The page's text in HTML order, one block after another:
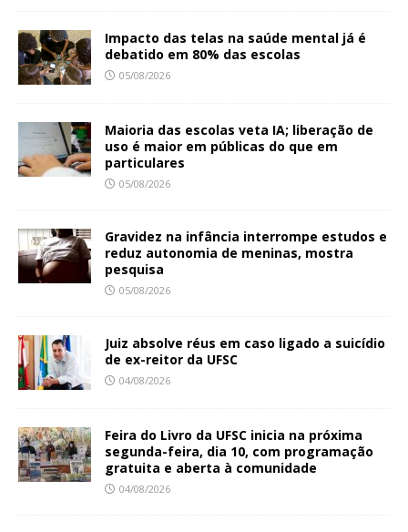
Impacto das telas na saúde mental já é
debatido em 80% das escolas
05/08/2026
Maioria das escolas veta IA; liberação de
uso é maior em públicas do que em
particulares
05/08/2026
Gravidez na infância interrompe estudos e
reduz autonomia de meninas, mostra
pesquisa
05/08/2026
Juiz absolve réus em caso ligado a suicídio
de ex-reitor da UFSC
04/08/2026
Feira do Livro da UFSC inicia na próxima
segunda-feira, dia 10, com programação
gratuita e aberta à comunidade
04/08/2026